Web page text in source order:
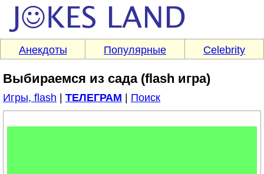
Анекдоты Популярные Celebrity
Выбираемся из сада (flash игра)
Игры, flash ТЕЛЕГРАМ Поиск